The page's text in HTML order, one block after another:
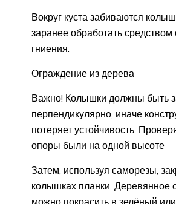
Вокруг куста забиваются
заранее обработать средством
гниения.
Ограждение из дерева
Важно! Колышки должны быть
перпендикулярно, иначе
потеряет устойчивость.
опоры были на одной высоте
Затем, используя саморезы,
колышках планки. Деревянное